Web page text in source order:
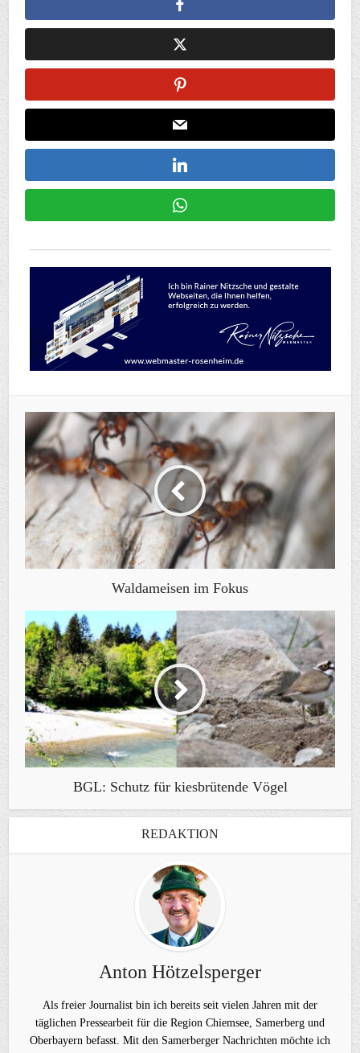
Waldameisen im Fokus
BGL: Schutz für kiesbrütende Vögel
REDAKTION
Anton Hötzelsperger
Als freier Journalist bin ich bereits seit vielen Jahren mit der
täglichen Pressearbeit für die Region Chiemsee, Samerberg und
Oberbayern befasst. Mit den Samerberger Nachrichten möchte ich